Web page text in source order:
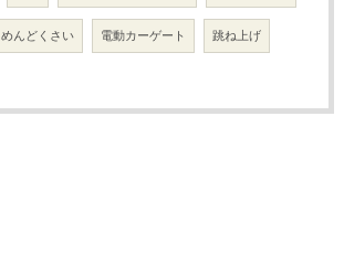
めんどくさい 電動カーゲート 跳ね上げ